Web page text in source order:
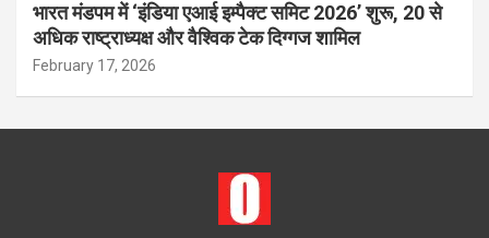
भारत मंडपम में ‘इंडिया एआई इम्पैक्ट समिट 2026’ शुरू, 20 से
अधिक राष्ट्राध्यक्ष और वैश्विक टेक दिग्गज शामिल
February 17, 2026